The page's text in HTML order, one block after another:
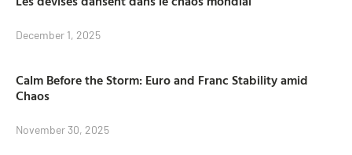
December 1, 2025
Calm Before the Storm: Euro and Franc Stability amid
Chaos
November 30, 2025